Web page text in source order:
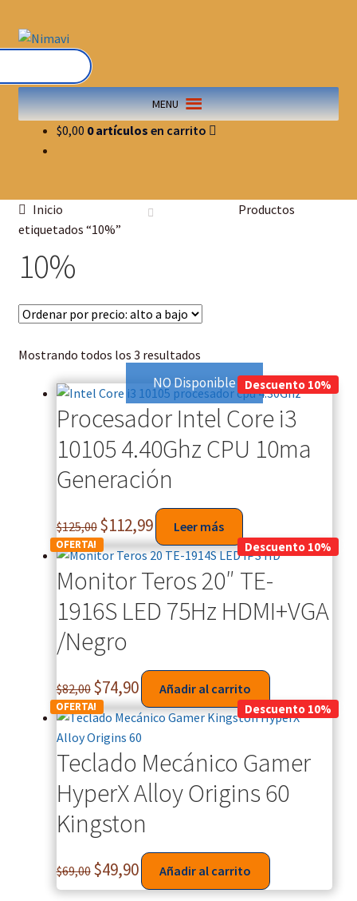
MENU
$0,00 0 artículos
Inicio
Productos
etiquetados “10%”
10%
Mostrando todos los 3 resultados
NO Disponible Descuento 10%
Procesador Intel Core i3
10105 4.40Ghz CPU 10ma
Generación
$125,00 $112,99 Leer más
OFERTA! Descuento 10%
Monitor Teros 20″ TE-
1916S LED 75Hz HDMI+VGA
/Negro
$82,00 $74,90 Añadir al carrito
OFERTA! Descuento 10%
Teclado Mecánico Gamer
HyperX Alloy Origins 60
Kingston
$69,00 $49,90 Añadir al carrito